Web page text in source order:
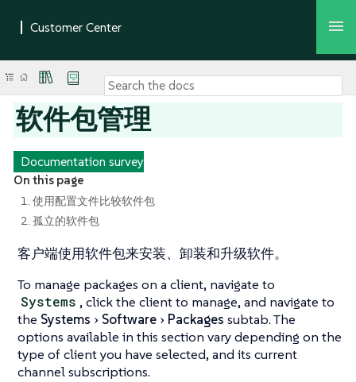
软件包管理
Documentation survey
On this page
1. 使用配置文件比较软件包
2. 孤立的软件包
客户端使用软件包来安装、卸装和升级软件。
To manage packages on a client, navigate to
Systems , click the client to manage, and navigate to
the Systems Software Packages subtab. The
options available in this section vary depending on the
type of client you have selected, and its current
channel subscriptions.